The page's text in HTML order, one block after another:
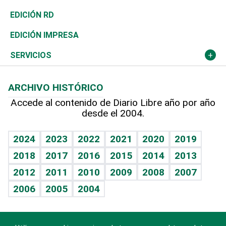
Ocenanía
Caribe
Resto del mundo
Telecom.
Global y variable
Economía personal
Sociales
Novedades
Podcast Arte Libre
Hablando con el pediatra
Vida y familia
Eñe
Celebrando la vida
Sin complejos
En pocas palabras
Tenis
Olimpismo
Más deportes
Línea de hit
TBT Deportivo
El Espía
Noticiero Poteleche
Columnistas
Más firmas
Historia
Martes de tecnología
Cambio climático
Revista
Deportes
Opinión
Hecho en casa
Guía del dinero
EDICIÓN RD
EDICIÓN IMPRESA
SERVICIOS
Cumpleaños
Horóscopos
Crucigramas
ARCHIVO HISTÓRICO
Accede al contenido de Diario Libre año por año
desde el 2004.
2024 2023 2022 2021 2020
2019
2018
2017 2016 2015 2014
2013
2012
2011 2010 2009 2008
2007
2006
2005 2004